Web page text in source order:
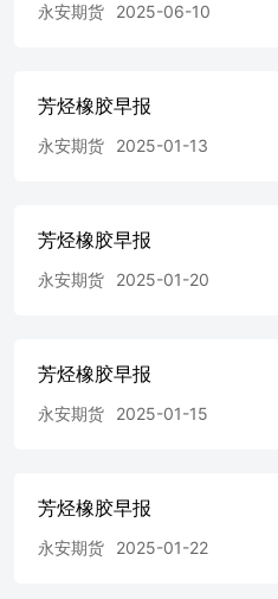
永安期货 2025-06-10
芳烃橡胶早报
永安期货 2025-01-13
芳烃橡胶早报
永安期货 2025-01-20
芳烃橡胶早报
永安期货 2025-01-15
芳烃橡胶早报
永安期货 2025-01-22